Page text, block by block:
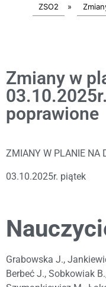
ZSO2 »
Zmiany w
poprawione
ZMIANY W PLANIE NA
03.10.2025r. piątek
Grabowska J.,
Berbeć J., Sobkowiak